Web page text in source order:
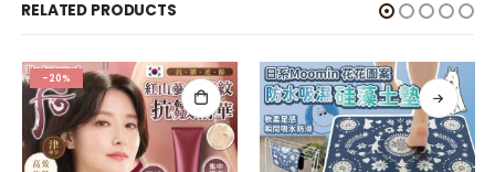
RELATED PRODUCTS
-20%